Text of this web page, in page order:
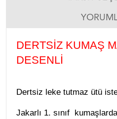
DERTSIZ KUMAŞ
DESENLI
Dertsiz leke tutmaz ütü
Jakarlı 1. sınıf